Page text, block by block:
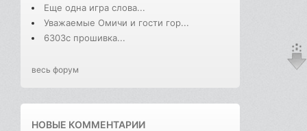
Еще одна игра слова...
Уважаемые Омичи и гости гор...
6303с прошивка...
весь форум
НОВЫЕ КОММЕНТАРИИ